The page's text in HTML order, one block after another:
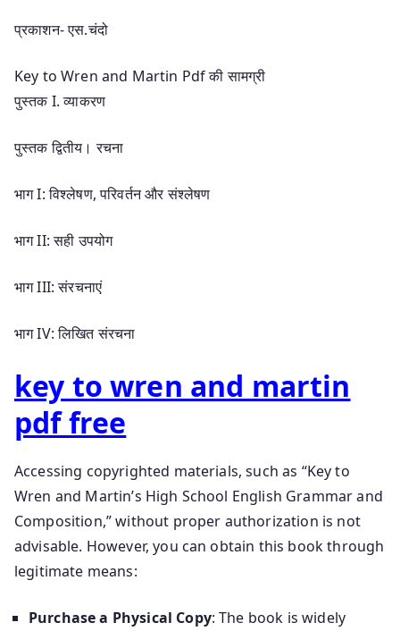
प्रकाशन- एस.चंदो
Key to Wren and Martin Pdf की सामग्री
पुस्तक I. व्याकरण
पुस्तक द्वितीय। रचना
भाग I: विश्लेषण, परिवर्तन और संश्लेषण
भाग II: सही उपयोग
भाग III: संरचनाएं
भाग IV: लिखित संरचना
key to wren and martin
pdf free
Accessing copyrighted materials, such as “Key to
Wren and Martin’s High School English Grammar and
Composition,” without proper authorization is not
advisable. However, you can obtain this book through
legitimate means:
Purchase a Physical Copy: The book is widely